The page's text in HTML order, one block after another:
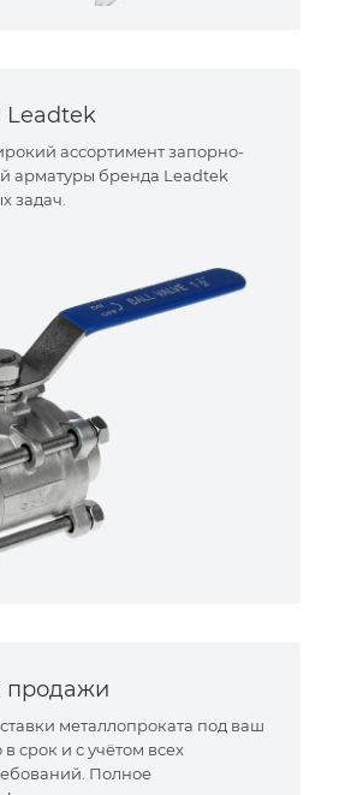
Leadtek
ассортимент запорно-
арматуры бренда Leadtek
задач.
продажи
металлопроката под ваш
срок и с учётом всех
Полное